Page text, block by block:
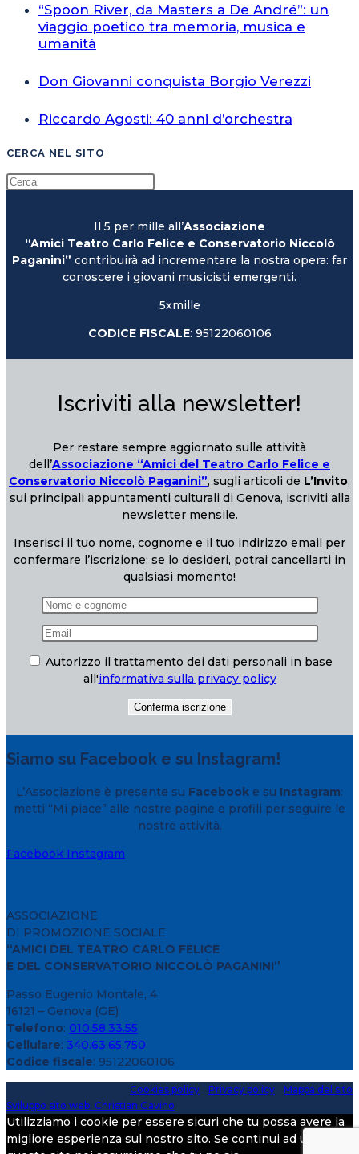
“Spoon River, da Masters a De André”: un
viaggio poetico tra memoria, musica e
umanità
Don Giovanni conquista Borgio Verezzi
Riccardo Agosti: 40 anni d’orchestra
CERCA NEL SITO
Il 5 per mille all’Associazione
“Amici Teatro Carlo Felice e Conservatorio Niccolò
Paganini” contribuirà ad incrementare la nostra opera: far
conoscere i giovani musicisti emergenti.
5xmille
CODICE FISCALE: 95122060106
Iscriviti alla newsletter!
Per restare sempre aggiornato sulle attività
dell’Associazione “Amici del Teatro Carlo Felice e
Conservatorio Niccolò Paganini”, sugli articoli de L’Invito,
sui principali appuntamenti culturali di Genova, iscriviti alla
newsletter mensile.
Inserisci il tuo nome, cognome e il tuo indirizzo email per
confermare l’iscrizione; se lo desideri, potrai cancellarti in
qualsiasi momento!
Autorizzo il trattamento dei dati personali in base
all'informativa sulla privacy policy
Siamo su Facebook e su Instagram!
L’Associazione è presente su Facebook e su Instagram:
metti “Mi piace” alle nostre pagine e profili per seguire le
nostre attività.
Facebook Instagram
ASSOCIAZIONE
DI PROMOZIONE SOCIALE
“AMICI DEL TEATRO CARLO FELICE
E DEL CONSERVATORIO NICCOLÒ PAGANINI”
Passo Eugenio Montale, 4
16121 – Genova (GE)
Telefono: 010.58.33.55
Cellulare: 340.63.65.750
Codice fiscale: 95122060106
Cookies policy Privacy policy
Mappa del sito
Sviluppo sito web: Christian Gavino
Utilizziamo i cookie per essere sicuri che tu possa avere la
migliore esperienza sul nostro sito. Se continui ad utilizzare